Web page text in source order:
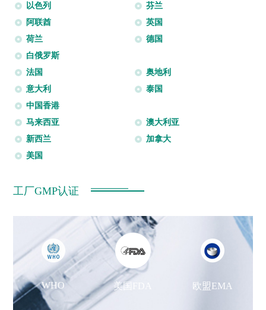
以色列
芬兰
阿联酋
英国
荷兰
德国
白俄罗斯
法国
奥地利
意大利
泰国
中国香港
马来西亚
澳大利亚
新西兰
加拿大
美国
工厂GMP认证
WHO 美国FDA 欧盟EMA